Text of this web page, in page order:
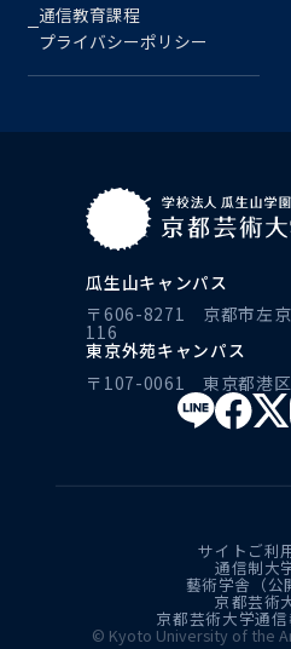
通信教育課程
プライバシーポリシー
瓜生山キャンパス
〒606-8271 京都市左
116
東京外苑キャンパス
〒107-0061 東京都港
サイトご利
通信制大
藝術学舎（公
京都芸術
京都芸術大学通
© Kyoto University of the